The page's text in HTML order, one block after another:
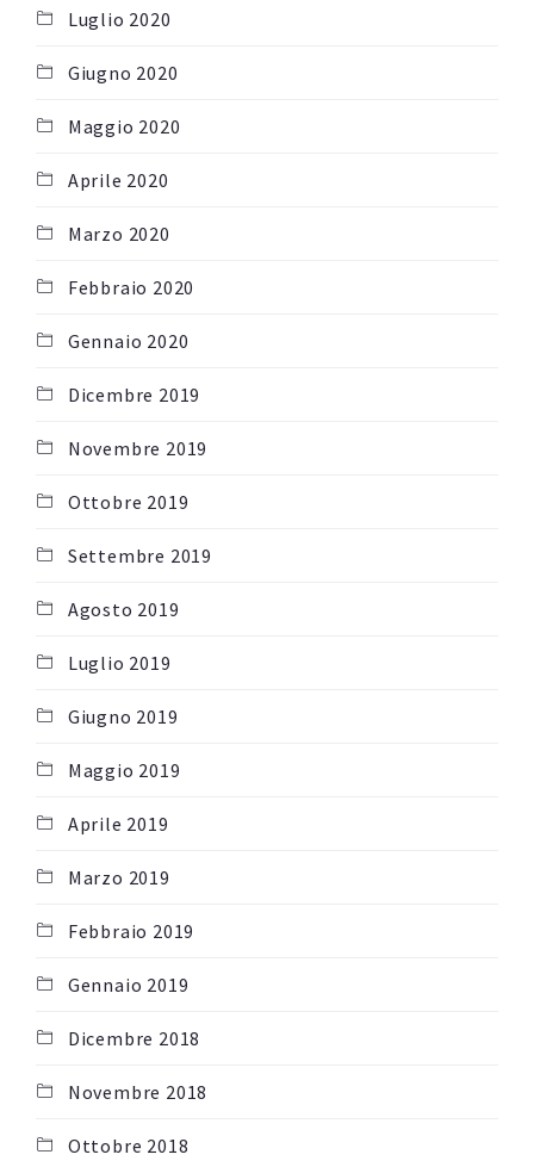
Luglio 2020
Giugno 2020
Maggio 2020
Aprile 2020
Marzo 2020
Febbraio 2020
Gennaio 2020
Dicembre 2019
Novembre 2019
Ottobre 2019
Settembre 2019
Agosto 2019
Luglio 2019
Giugno 2019
Maggio 2019
Aprile 2019
Marzo 2019
Febbraio 2019
Gennaio 2019
Dicembre 2018
Novembre 2018
Ottobre 2018